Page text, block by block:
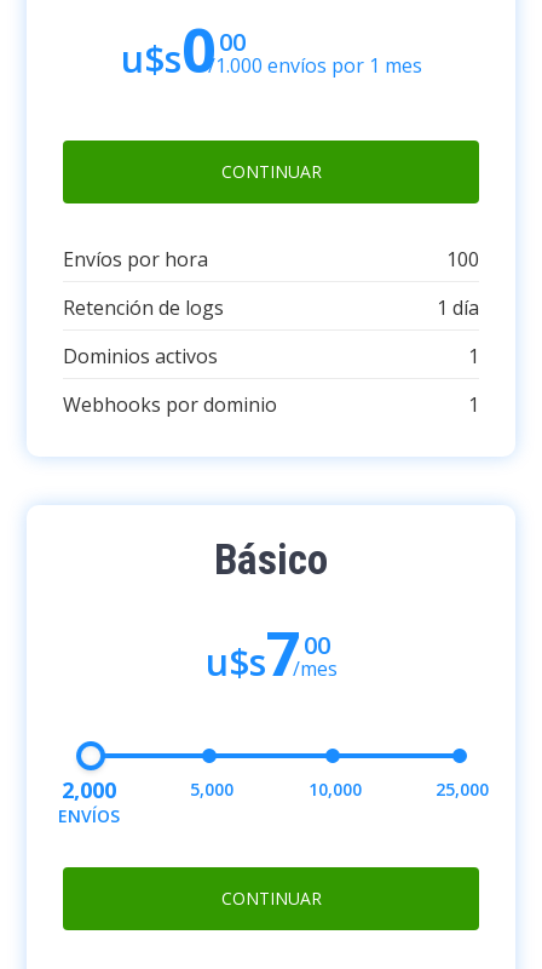
u$s000
/1.000 envíos por 1 mes
CONTINUAR
Envíos por hora
100
Retención de logs
1 día
Dominios activos
1
Webhooks por dominio
1
Básico
u$s700
/mes
2,000
ENVÍOS
5,000 10,000 25,000
CONTINUAR